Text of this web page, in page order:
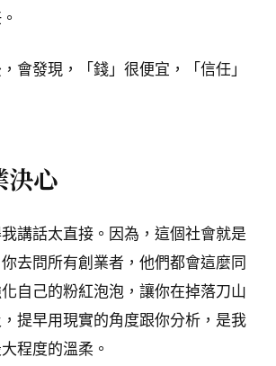
會發現，「錢」很便宜，「信任」
決心
講話太直接。因為，這個社會就是
去問所有創業者，他們都會這麼同
自己的粉紅泡泡，讓你在掉落刀山
提早用現實的角度跟你分析，是我
程度的溫柔。